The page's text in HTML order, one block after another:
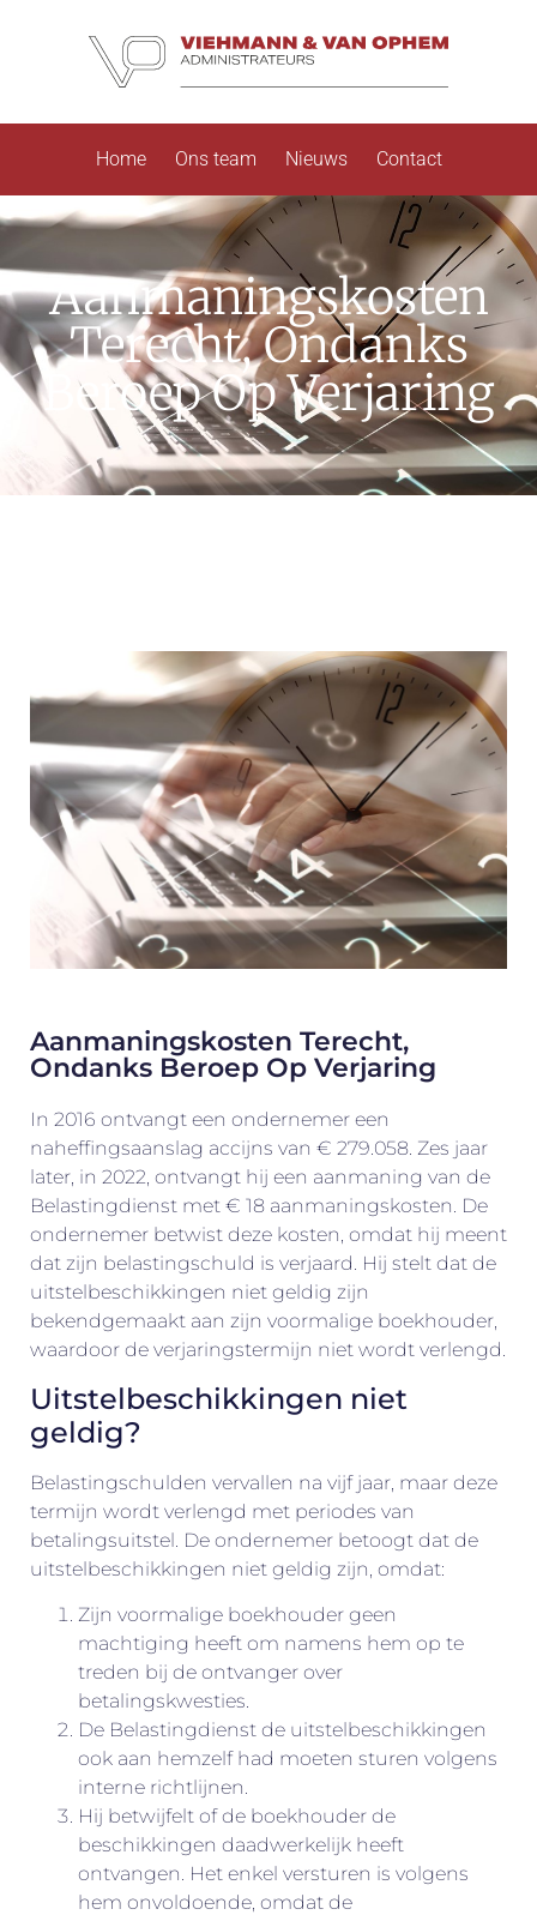
Home Ons team Nieuws Contact
Aanmaningskosten
Terecht, Ondanks
Beroep Op Verjaring
Aanmaningskosten Terecht,
Ondanks Beroep Op Verjaring
In 2016 ontvangt een ondernemer een
naheffingsaanslag accijns van € 279.058. Zes jaar
later, in 2022, ontvangt hij een aanmaning van de
Belastingdienst met € 18 aanmaningskosten. De
ondernemer betwist deze kosten, omdat hij meent
dat zijn belastingschuld is verjaard. Hij stelt dat de
uitstelbeschikkingen niet geldig zijn
bekendgemaakt aan zijn voormalige boekhouder,
waardoor de verjaringstermijn niet wordt verlengd.
Uitstelbeschikkingen niet
geldig?
Belastingschulden vervallen na vijf jaar, maar deze
termijn wordt verlengd met periodes van
betalingsuitstel. De ondernemer betoogt dat de
uitstelbeschikkingen niet geldig zijn, omdat:
Zijn voormalige boekhouder geen
machtiging heeft om namens hem op te
treden bij de ontvanger over
betalingskwesties.
De Belastingdienst de uitstelbeschikkingen
ook aan hemzelf had moeten sturen volgens
interne richtlijnen.
Hij betwijfelt of de boekhouder de
beschikkingen daadwerkelijk heeft
ontvangen. Het enkel versturen is volgens
hem onvoldoende, omdat de